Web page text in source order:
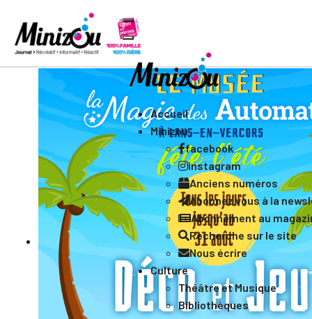
Accueil
Minizou
facebook
instagram
Anciens numéros
Abonnez vous à la
Abonnement au
Recherche sur le site
Nous écrire
Culture
Théâtre et Musique
Bibliothèques